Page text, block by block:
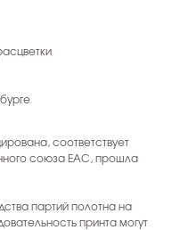
соответствует
союза EAC, прошла
партий полотна на
принта могут